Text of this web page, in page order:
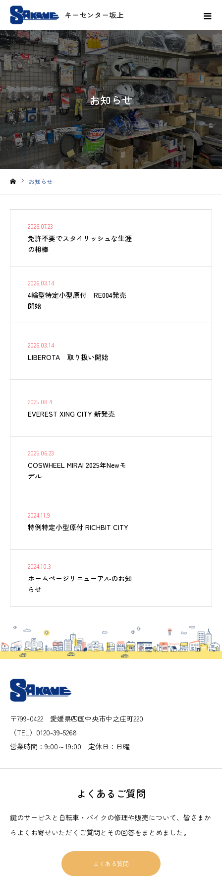
お知らせ
お知らせ
2026.07.23
免許不要でスタイリッシュな生涯
の相棒
2026.03.14
4輪型特定小型原付 RE004発売
開始
2026.03.14
LIBEROTA 取り扱い開始
2025.08.4
EVEREST XING CITY 新発売
2025.06.23
COSWHEEL MIRAI 2025年Newモ
デル
2024.11.9
特例特定小型原付 RICHBIT CITY
2024.10.3
ホームページリニューアルのお知
らせ
〒799-0422 愛媛県四国中央市中之庄町220
（TEL）0120-39-5268
営業時間：9:00～19:00 定休日：日曜
よくあるご質問
鍵のサービスと自転車・バイクの修理や販売について、皆さまか
らよくお寄せいただくご質問とその回答をまとめました。
よくある質問